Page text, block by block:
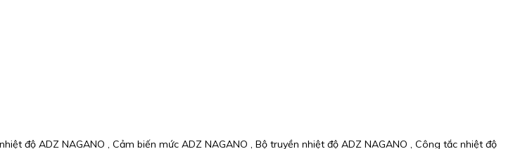
độ ADZ NAGANO , Cảm biến mức ADZ NAGANO , Bộ truyền nhiệt độ ADZ NAGANO , Công tắc nhiệt độ